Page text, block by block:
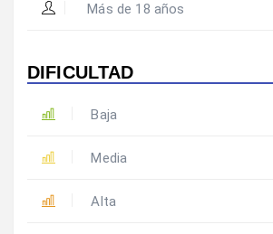
Más de 18 años
DIFICULTAD
Baja
Media
Alta